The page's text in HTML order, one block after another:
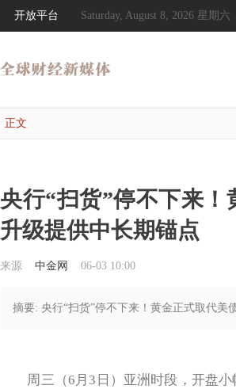
开放平台 Saturday, August 8, 2026 星期六
正文
央行“扫货”停不下来
升级提供中长期锚点
来源 中金网 06-03 10:00
摘要: 央行“扫货”停不下来！黄金正式取代美
周三（6月3日）亚洲时段，开盘小